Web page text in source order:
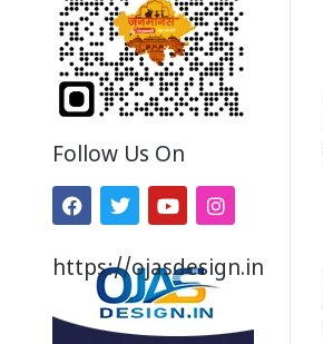
Follow Us On
https://ojasdesign.in